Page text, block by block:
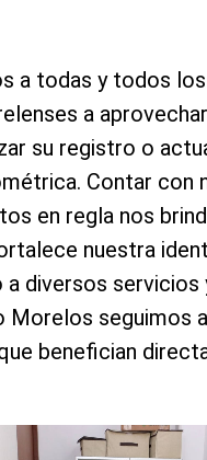
a todas y todos los
a
su registro o
Contar con
en regla nos
nuestra
a diversos servicios
Morelos seguimos
benefician